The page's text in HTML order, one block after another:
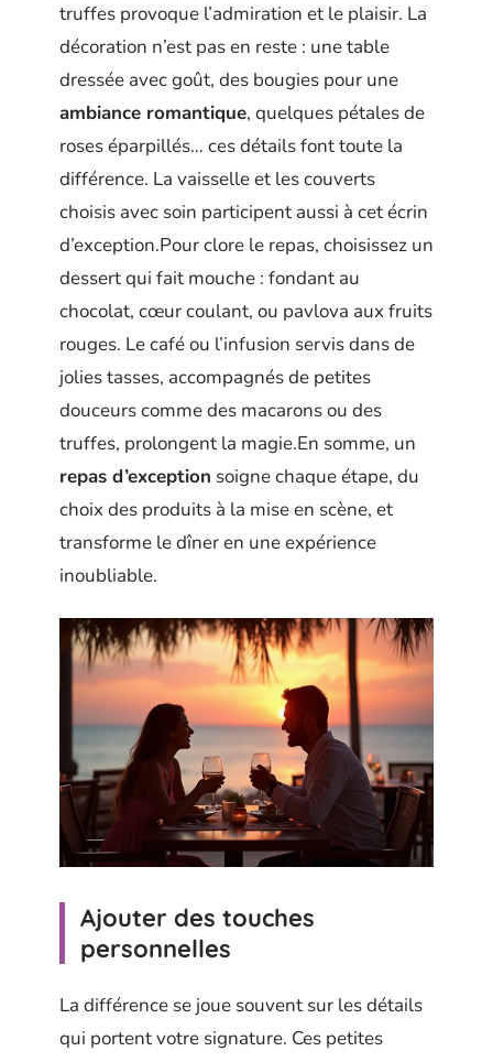
truffes provoque l’admiration et le plaisir. La
décoration n’est pas en reste : une table
dressée avec goût, des bougies pour une
ambiance romantique, quelques pétales de
roses éparpillés… ces détails font toute la
différence. La vaisselle et les couverts
choisis avec soin participent aussi à cet écrin
d’exception.Pour clore le repas, choisissez un
dessert qui fait mouche : fondant au
chocolat, cœur coulant, ou pavlova aux fruits
rouges. Le café ou l’infusion servis dans de
jolies tasses, accompagnés de petites
douceurs comme des macarons ou des
truffes, prolongent la magie.En somme, un
repas d’exception soigne chaque étape, du
choix des produits à la mise en scène, et
transforme le dîner en une expérience
inoubliable.
Ajouter des touches
personnelles
La différence se joue souvent sur les détails
qui portent votre signature. Ces petites